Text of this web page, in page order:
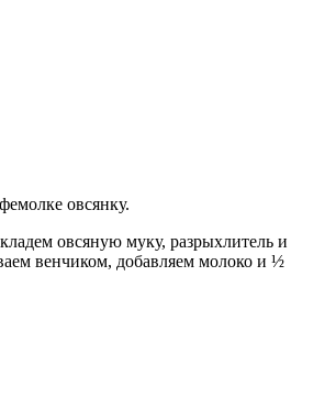
овсянку.
овсяную муку, разрыхлитель и
венчиком, добавляем молоко и ½